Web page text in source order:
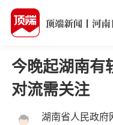
今晚起湖南有
对流需关注
湖南省人民政府